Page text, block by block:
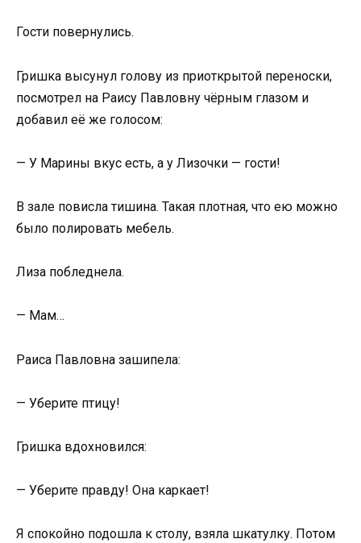
Гости повернулись.
Гришка высунул голову из приоткрытой переноски,
посмотрел на Раису Павловну чёрным глазом и
добавил её же голосом:
— У Марины вкус есть, а у Лизочки — гости!
В зале повисла тишина. Такая плотная, что ею можно
было полировать мебель.
Лиза побледнела.
— Мам…
Раиса Павловна зашипела:
— Уберите птицу!
Гришка вдохновился:
— Уберите правду! Она каркает!
Я спокойно подошла к столу, взяла шкатулку. Потом